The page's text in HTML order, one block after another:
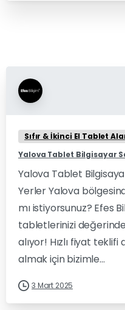
Sıfır & İkinci El Tablet
Yalova Tablet Bilgisayar
Yalova Tablet
Yerler Yalova
mı istiyorsunuz? Efes
tabletlerinizi
alıyor! Hızlı fiyat
almak için bizimle...
3 Mart 2025